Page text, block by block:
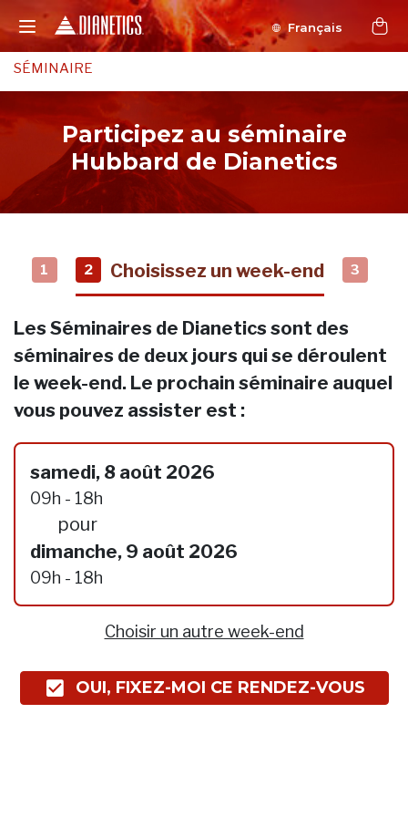
Français
SÉMINAIRE
Participez au séminaire
Hubbard de Dianetics
1 2 Choisissez un week-end 3
Les Séminaires de Dianetics sont des
séminaires de deux jours qui se déroulent
le week-end. Le prochain séminaire auquel
vous pouvez assister est :
samedi, 8 août 2026
09h - 18h
pour
dimanche, 9 août 2026
09h - 18h
Choisir un autre week-end
OUI, FIXEZ-MOI CE RENDEZ-VOUS